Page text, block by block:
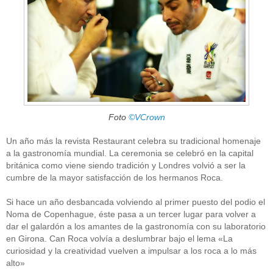
Foto ©VCrown
Un año más la revista Restaurant celebra su tradicional homenaje
a la gastronomía mundial. La ceremonia se celebró en la capital
británica como viene siendo tradición y Londres volvió a ser la
cumbre de la mayor satisfacción de los hermanos Roca.
Si hace un año desbancada volviendo al primer puesto del podio el
Noma de Copenhague, éste pasa a un tercer lugar para volver a
dar el galardón a los amantes de la gastronomía con su laboratorio
en Girona. Can Roca volvía a deslumbrar bajo el lema «La
curiosidad y la creatividad vuelven a impulsar a los roca a lo más
alto»